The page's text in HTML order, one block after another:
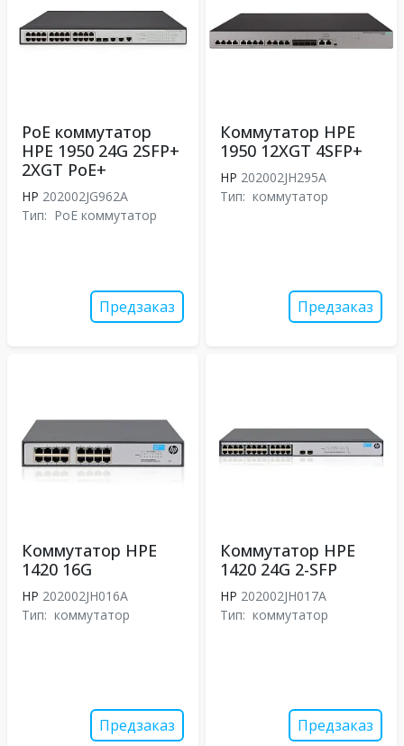
PoE коммутатор
HPE 1950 24G 2SFP+
2XGT PoE+
HP 202002JG962A
Тип: PoE коммутатор
Предзаказ
Коммутатор HPE
1950 12XGT 4SFP+
HP 202002JH295A
Тип: коммутатор
Предзаказ
Коммутатор HPE
1420 16G
HP 202002JH016A
Тип: коммутатор
Предзаказ
Коммутатор HPE
1420 24G 2-SFP
HP 202002JH017A
Тип: коммутатор
Предзаказ